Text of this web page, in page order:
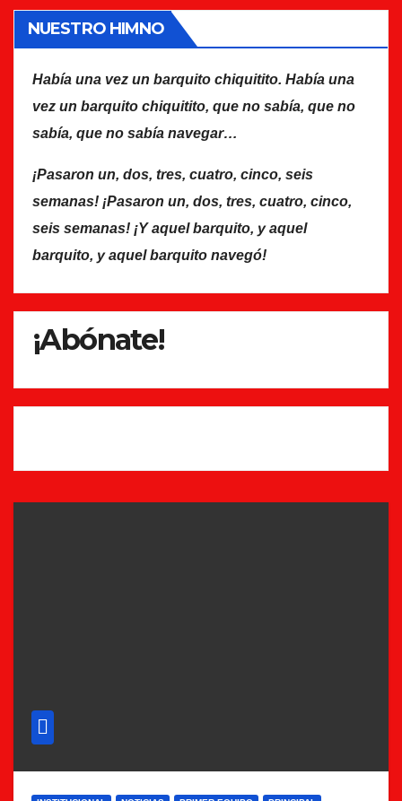
NUESTRO HIMNO
Había una vez un barquito chiquitito. Había una
vez un barquito chiquitito, que no sabía, que no
sabía, que no sabía navegar…
¡Pasaron un, dos, tres, cuatro, cinco, seis
semanas! ¡Pasaron un, dos, tres, cuatro, cinco,
seis semanas! ¡Y aquel barquito, y aquel
barquito, y aquel barquito navegó!
¡Abónate!